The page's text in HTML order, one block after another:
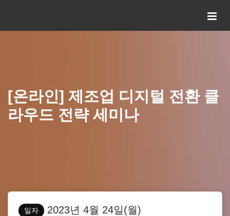
[온라인] 제조업 디지털 전환 클
라우드 전략 세미나
일자 2023년 4월 24일(월)